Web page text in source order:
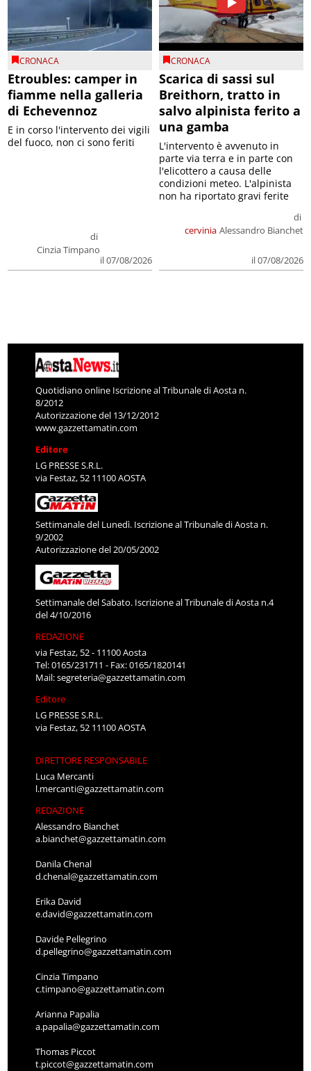
CRONACA
Etroubles: camper in
fiamme nella galleria
di Echevennoz
di
Cinzia Timpano
il 07/08/2026
E in corso l'intervento dei vigili
del fuoco, non ci sono feriti
CRONACA
Scarica di sassi sul
Breithorn, tratto in
salvo alpinista ferito a
una gamba
cervinia
di
Alessandro Bianchet
il 07/08/2026
L'intervento è avvenuto in
parte via terra e in parte con
l'elicottero a causa delle
condizioni meteo. L'alpinista
non ha riportato gravi ferite
Quotidiano online Iscrizione al Tribunale di Aosta n.
8/2012
Autorizzazione del 13/12/2012
www.gazzettamatin.com
Editore
LG PRESSE S.R.L.
via Festaz, 52 11100 AOSTA
Settimanale del Lunedì. Iscrizione al Tribunale di Aosta n.
9/2002
Autorizzazione del 20/05/2002
Settimanale del Sabato. Iscrizione al Tribunale di Aosta n.4
del 4/10/2016
REDAZIONE
via Festaz, 52 - 11100 Aosta
Tel: 0165/231711 - Fax: 0165/1820141
Mail:segreteria@gazzettamatin.com
Editore
LG PRESSE S.R.L.
via Festaz, 52 11100 AOSTA
DIRETTORE RESPONSABILE
Luca Mercanti
l.mercanti@gazzettamatin.com
REDAZIONE
Alessandro Bianchet
a.bianchet@gazzettamatin.com
Danila Chenal
d.chenal@gazzettamatin.com
Erika David
e.david@gazzettamatin.com
Davide Pellegrino
d.pellegrino@gazzettamatin.com
Cinzia Timpano
c.timpano@gazzettamatin.com
Arianna Papalia
a.papalia@gazzettamatin.com
Thomas Piccot
t.piccot@gazzettamatin.com